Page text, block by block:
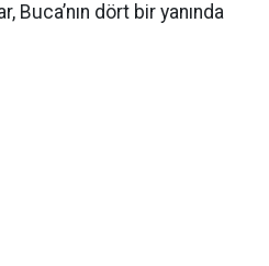
Buca’nın dört bir yanında